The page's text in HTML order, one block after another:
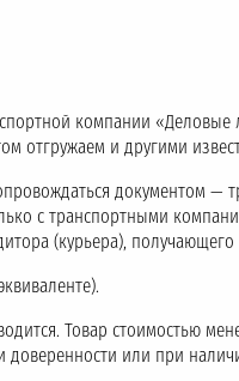
компании
отгружаем и другими
документом —
с транспортными
(курьера), получающего
Товар стоимостью
или при